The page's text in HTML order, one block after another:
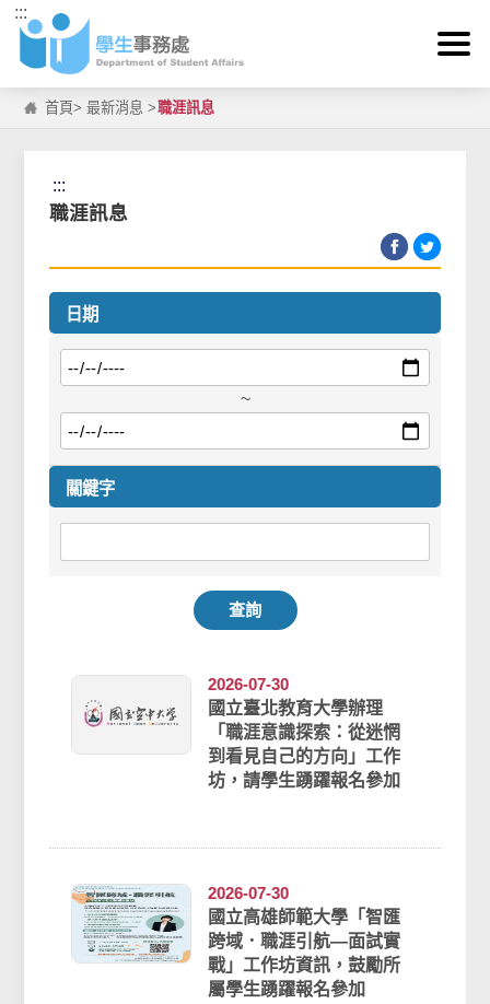
跳到主要內容區塊
:::
首頁>最新消息 >職涯訊息
:::
職涯訊息
日期
~
關鍵字
查詢
2026-07-30
國立臺北教育大學辦理
「職涯意識探索：從迷惘
到看見自己的方向」工作
坊，請學生踴躍報名參加
2026-07-30
國立高雄師範大學「智匯
跨域．職涯引航—面試實
戰」工作坊資訊，鼓勵所
屬學生踴躍報名參加